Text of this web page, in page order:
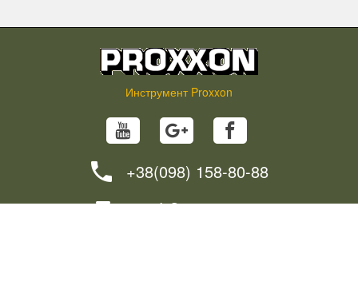
Инструмент Proxxon
+38(098) 158-80-88
info@proxxon.in.ua